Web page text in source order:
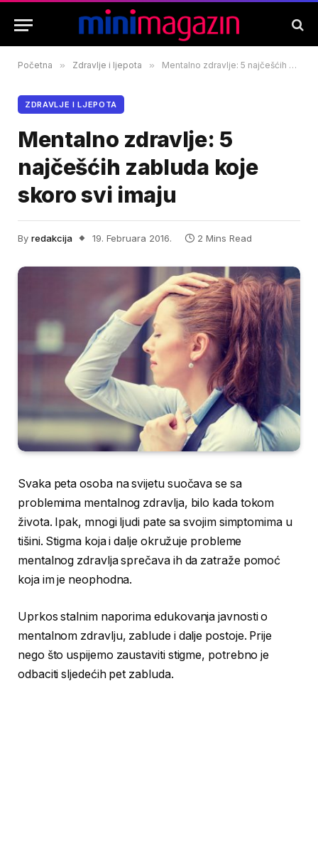
Početna » Zdravlje i ljepota » Mentalno zdravlje: 5 najčešćih zabluda koje skoro svi imaju
ZDRAVLJE I LJEPOTA
Mentalno zdravlje: 5
najčešćih zabluda koje
skoro svi imaju
By redakcija 19. Februara 2016. 2 Mins Read
Svaka peta osoba na svijetu suočava se sa
problemima mentalnog zdravlja, bilo kada tokom
života. Ipak, mnogi ljudi pate sa svojim simptomima u
tišini. Stigma koja i dalje okružuje probleme
mentalnog zdravlja sprečava ih da zatraže pomoć
koja im je neophodna.
Uprkos stalnim naporima edukovanja javnosti o
mentalnom zdravlju, zablude i dalje postoje. Prije
nego što uspijemo zaustaviti stigme, potrebno je
odbaciti sljedećih pet zabluda.